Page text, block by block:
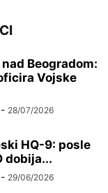
Beogradom:
Vojske
- 28/07/2026
HQ-9: posle
dobija...
- 29/06/2026